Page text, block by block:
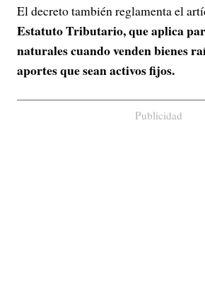
El decreto también reglamenta el
Estatuto Tributario, que aplica
naturales cuando venden bienes
aportes que sean activos fijos.
Publicidad